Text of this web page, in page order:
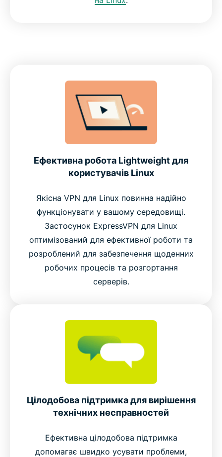
Ефективна робота Lightweight для
користувачів Linux
Якісна VPN для Linux повинна надійно
функціонувати у вашому середовищі.
Застосунок ExpressVPN для Linux
оптимізований для ефективної роботи та
розроблений для забезпечення щоденних
робочих процесів та розгортання
серверів.
Цілодобова підтримка для вирішення
технічних несправностей
Ефективна цілодобова підтримка
допомагає швидко усувати проблеми,